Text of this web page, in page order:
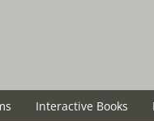
Interactive Books